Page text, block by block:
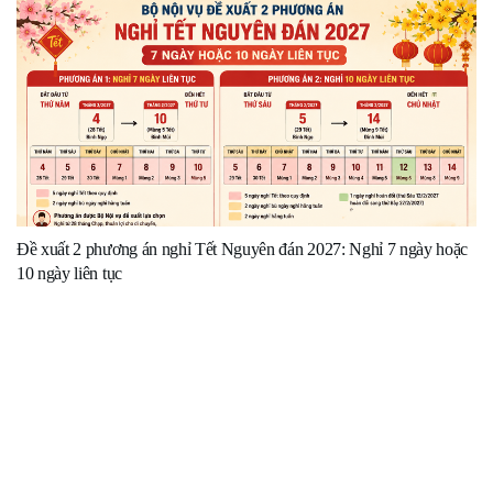
Đề xuất 2 phương án nghỉ Tết Nguyên đán 2027: Nghỉ 7 ngày hoặc
10 ngày liên tục